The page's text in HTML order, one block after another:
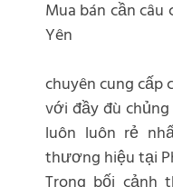
Mua bán cần câu
Yên
chuyên cung cấp
với đầy đù
luôn luôn rẻ
thương hiệu tại